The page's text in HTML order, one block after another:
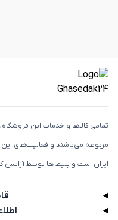
تمامی كالاها و خدمات اين
مربوطه می‌باشند و فعاليت‌های
ايران است و بلیط ها توسط آژانس